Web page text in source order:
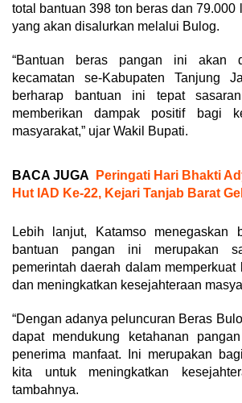
total bantuan 398 ton beras dan 79.000
yang akan disalurkan melalui Bulog.
“Bantuan beras pangan ini akan
kecamatan se-Kabupaten Tanjung
berharap bantuan ini tepat
memberikan dampak positif bagi
masyarakat,” ujar Wakil Bupati.
BACA JUGA
Peringati Hari Bhakti
Hut IAD Ke-22, Kejari Tanjab Barat
Lebih lanjut, Katamso menegaskan
bantuan pangan ini merupakan
pemerintah daerah dalam memperkuat
dan meningkatkan kesejahteraan
“Dengan adanya peluncuran Beras
dapat mendukung ketahanan
penerima manfaat. Ini merupakan
kita untuk meningkatkan
tambahnya.